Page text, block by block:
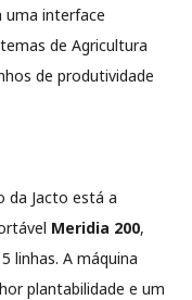
uma interface
de Agricultura
de produtividade
da Jacto está a
Meridia 200,
linhas. A máquina
plantabilidade e um